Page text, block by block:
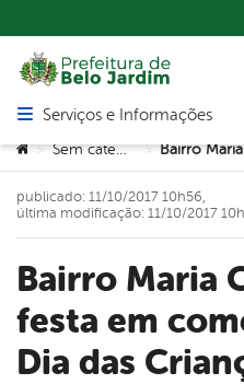
Abrir menu principal de
Serviços e Informações
Você está aqui:
> Sem categoria >
Bairro Maria Cristina terá
festa em
Dia das
publicado: 11/10/2017 10h56,
última modificação: 11/10/2017